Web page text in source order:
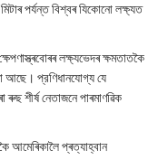
পৰ্যন্ত বিশ্বৰ যিকোনো লক্ষ্যত
লক্ষ্যভেদৰ ক্ষমতাতকৈ
আছে। প্রণিধানযোগ্য যে
ৰুছ শীর্ষ নেতাজনে পাৰমাণৱিক
আমেৰিকালৈ প্ৰত্যাহ্বান